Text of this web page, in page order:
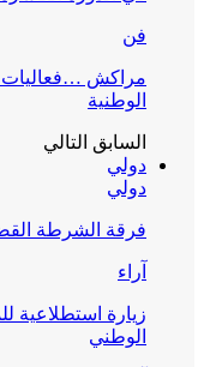
فن
مراكش …فعاليات
الوطنية
السابق التالي
دولي
دولي
فرقة الشرطة
آراء
زيارة استطلاعية
الوطني